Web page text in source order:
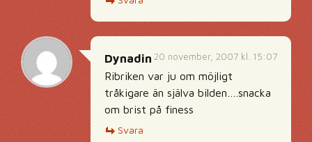
20 november, 2007 kl. 15:07
Dynadin
Ribriken var ju om möjligt
tråkigare än själva bilden….snacka
om brist på finess
Svara